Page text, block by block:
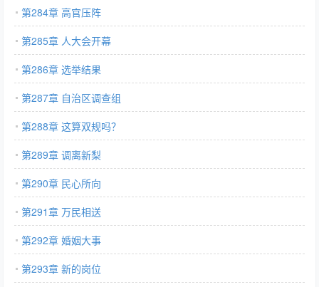
第284章 高官压阵
第285章 人大会开幕
第286章 选举结果
第287章 自治区调查组
第288章 这算双规吗？
第289章 调离新梨
第290章 民心所向
第291章 万民相送
第292章 婚姻大事
第293章 新的岗位